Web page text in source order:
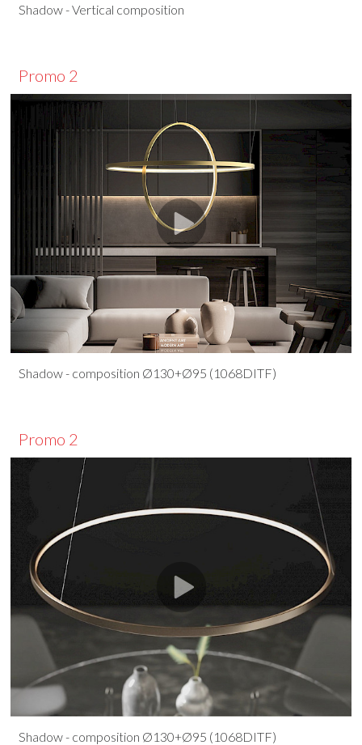
Shadow - Vertical composition
Promo 2
Shadow - composition Ø130+Ø95 (1068DITF)
Promo 2
Shadow - composition Ø130+Ø95 (1068DITF)